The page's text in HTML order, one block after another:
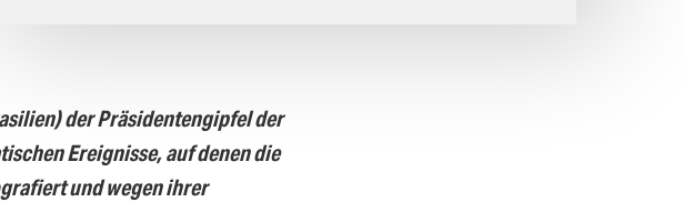
der Präsidentengipfel der
Ereignisse, auf denen die
und wegen ihrer